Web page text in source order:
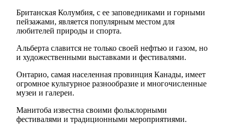
Британская Колумбия, с ее заповедниками и горными
пейзажами, является популярным местом для
любителей природы и спорта.
Альберта славится не только своей нефтью и газом, но
и художественными выставками и фестивалями.
Онтарио, самая населенная провинция Канады, имеет
огромное культурное разнообразие и многочисленные
музеи и галереи.
Манитоба известна своими фольклорными
фестивалями и традиционными мероприятиями.